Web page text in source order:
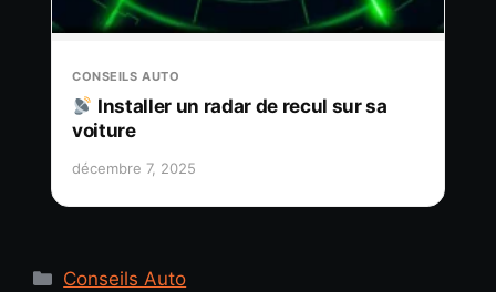
CONSEILS AUTO
Installer un radar de recul sur sa
voiture
décembre 7, 2025
Catégories
Conseils Auto